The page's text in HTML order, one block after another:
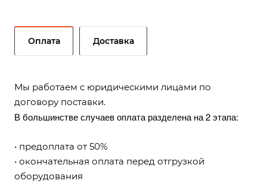
Оплата Доставка
Мы работаем с юридическими лицами по
договору поставки.
В большинстве случаев оплата разделена на 2 этапа:
• предоплата от 50%
• окончательная оплата перед отгрузкой
оборудования